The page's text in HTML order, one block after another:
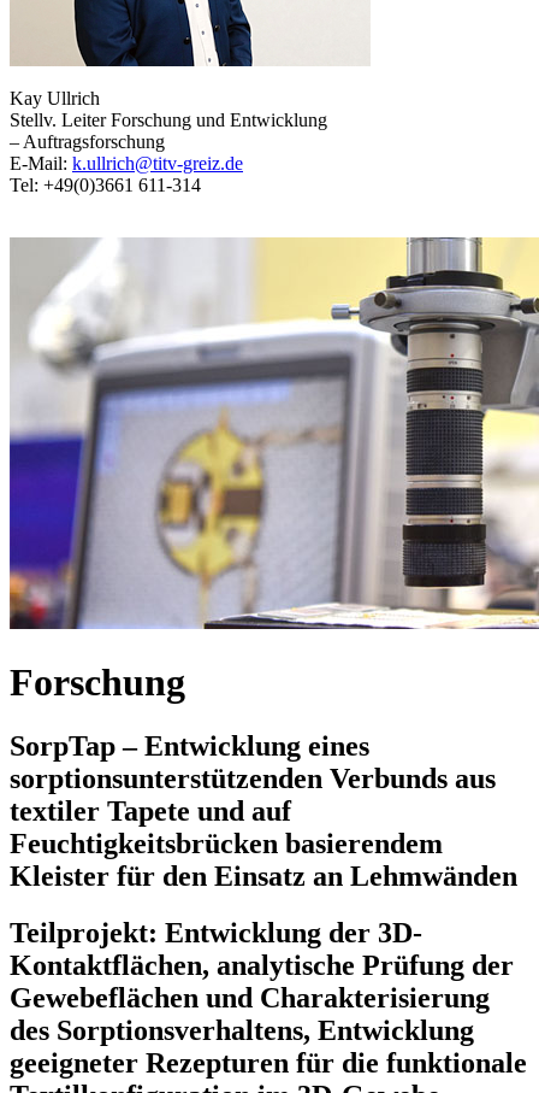
Kay Ullrich
Stellv. Leiter Forschung und Entwicklung
– Auftragsforschung
E-Mail: k.ullrich@titv-greiz.de
Tel: +49(0)3661 611-314
Forschung
SorpTap – Entwicklung eines
sorptionsunterstützenden Verbunds aus
textiler Tapete und auf
Feuchtigkeitsbrücken basierendem
Kleister für den Einsatz an Lehmwänden
Teilprojekt: Entwicklung der 3D-
Kontaktflächen, analytische Prüfung der
Gewebeflächen und Charakterisierung
des Sorptionsverhaltens, Entwicklung
geeigneter Rezepturen für die funktionale